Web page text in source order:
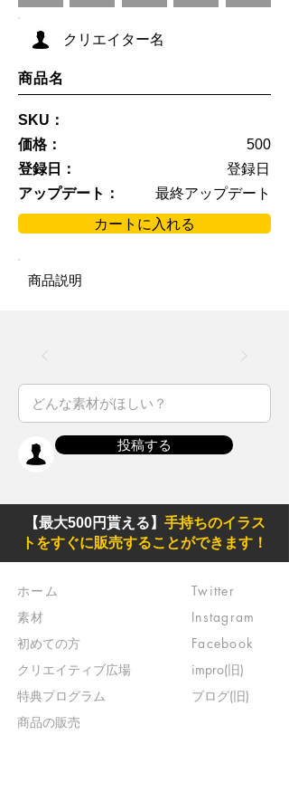
クリエイター名
商品名
SKU：
価格：
500
登録日：
登録日
アップデート：
最終アップデート
カートに入れる
商品説明
投稿する
【最大500円貰える】 手持ちのイラス
トをすぐに販売することができます！
ホーム
素材
初めての方
​クリエイティブ広場
​特典プログラム
​商品の販売
Twitter
Instagram
Facebook
impro(旧)​
ブログ(旧)